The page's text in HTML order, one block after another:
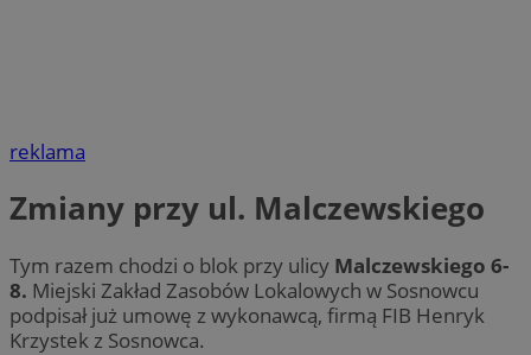
reklama
Zmiany przy ul. Malczewskiego
Tym razem chodzi o blok przy ulicy Malczewskiego 6-
8. Miejski Zakład Zasobów Lokalowych w Sosnowcu
podpisał już umowę z wykonawcą, firmą FIB Henryk
Krzystek z Sosnowca.